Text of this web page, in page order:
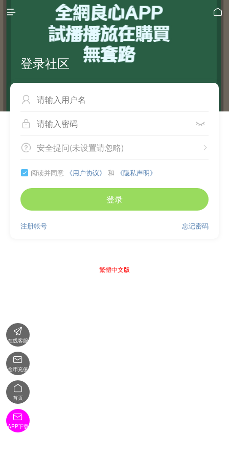
 
登录社区

 
 
安全提问(未设置请忽略)
 阅读并同意 《用户协议》 和 《隐私声明》
登录
忘记密码
注册帐号
繁體中文版

在线客服

金币充值

首页

APP下载